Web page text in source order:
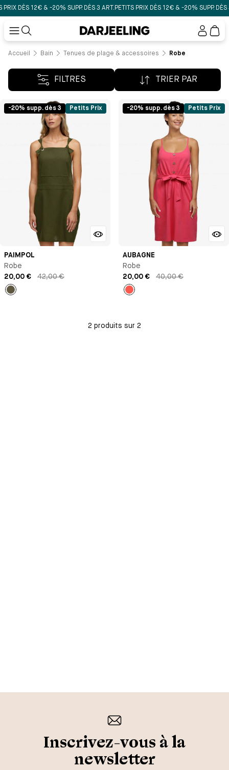
DÈS 12€ & -20% SUPP. DÈS 3 ART. PETITS PRIX DÈS 12€ & -20% SUPP. DÈS
Mon
Accueil Bain Tenues de plage & accessoires Robe
FILTRES TRIER PAR
-20% supp. dès 3 Petits Prix
PAIMPOL
Robe
20,00 €
42,00 €
-20% supp. dès 3 Petits Prix
AUBAGNE
Robe
20,00 €
40,00 €
2 produits sur 2
Inscrivez-vous à la
newsletter